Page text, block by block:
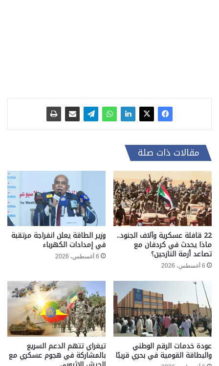
مقالات ذات صلة
22 قافلة عسكرية وآلاف الجنود..
ماذا يحدث في كردفان مع
تصاعد أزمة النازحين؟
6 أغسطس، 2026
وزير الطاقة يعلن انفراجة مرتقبة
في إمدادات الكهرباء
6 أغسطس، 2026
عودة خدمات الرقم الوطني
والبطاقة القومية في بحري قريبًا
تيغراي تتهم الدعم السريع
بالمشاركة في هجوم عسكري مع